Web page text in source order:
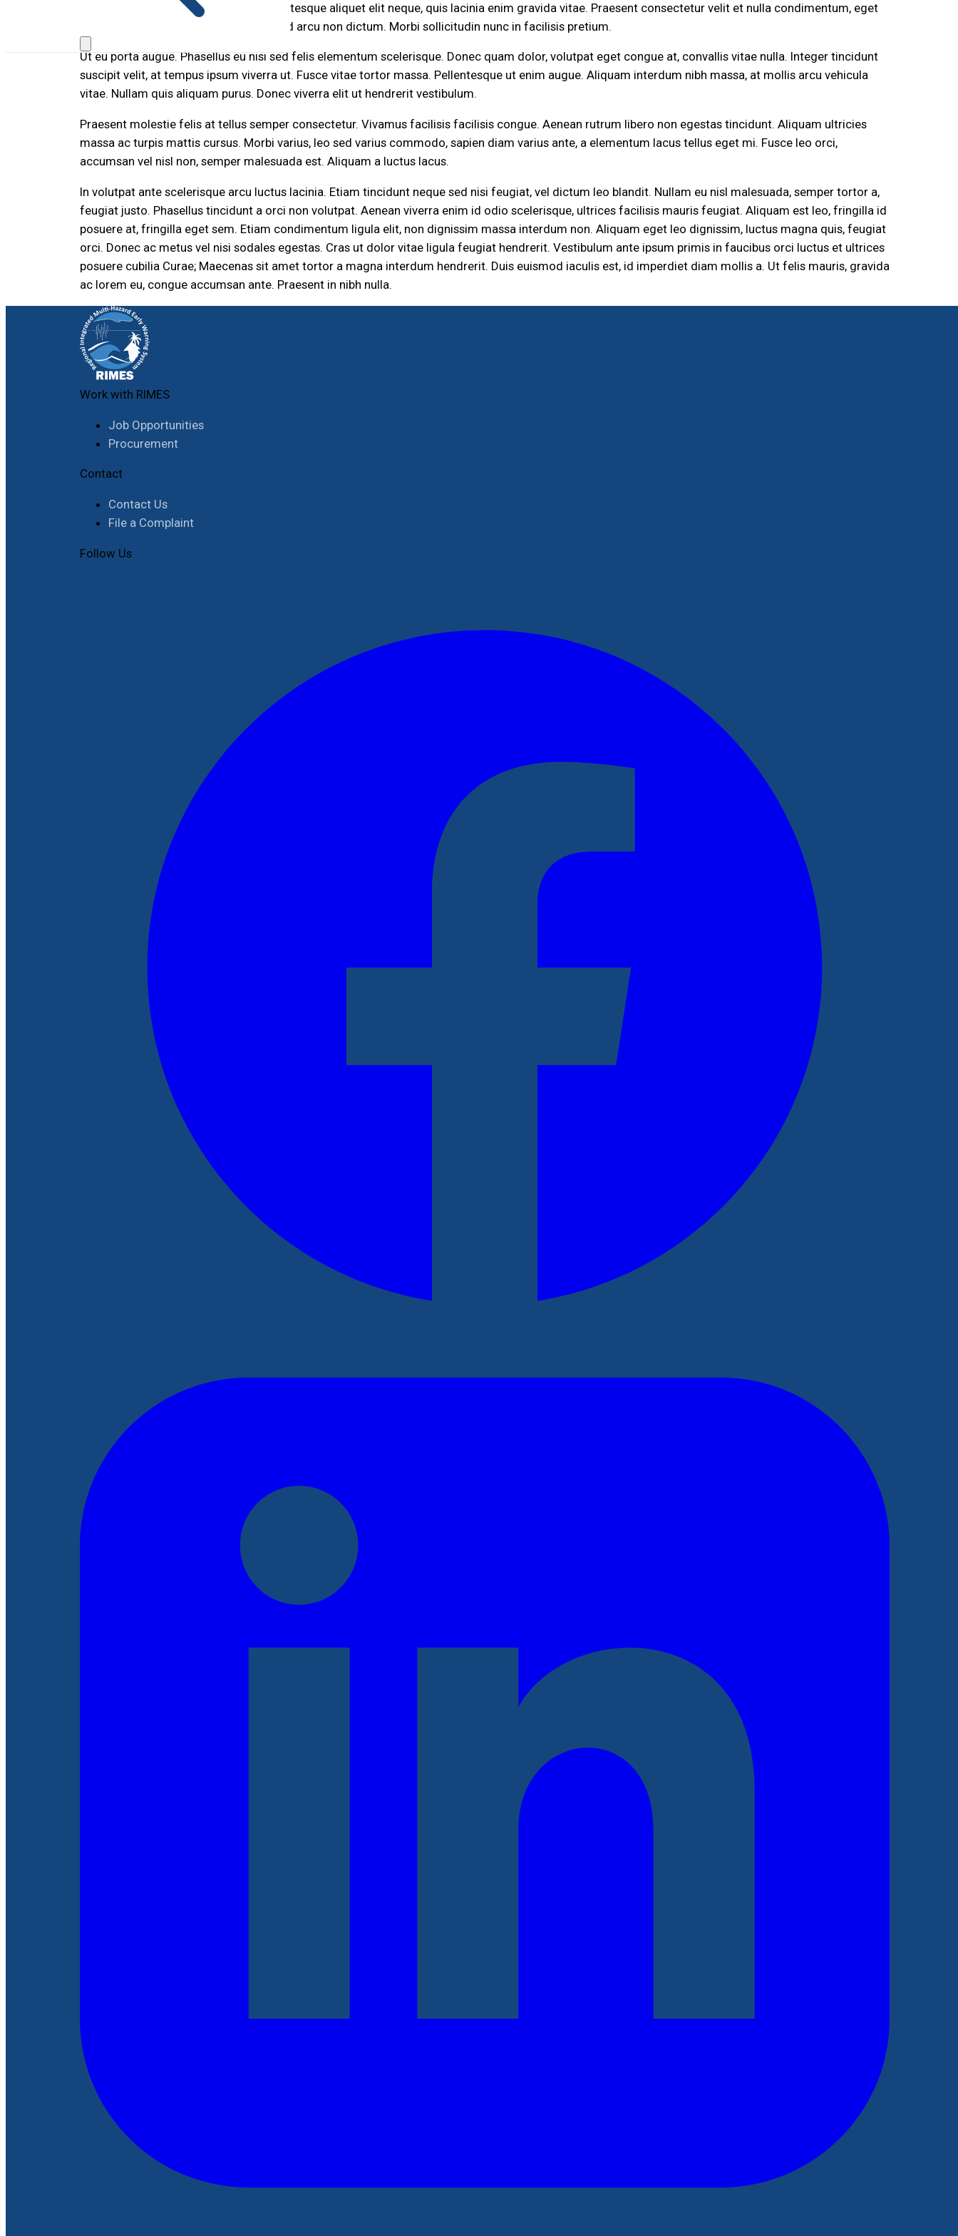
vehicula, ut tincidunt justo varius. Pellentesque aliquet elit neque, quis lacinia enim gravida vitae. Praesent consectetur velit et nulla condimentum, eget
dignissim tortor convallis. Cras iaculis id arcu non dictum. Morbi sollicitudin nunc in facilisis pretium.
Ut eu porta augue. Phasellus eu nisi sed felis elementum scelerisque. Donec quam dolor, volutpat eget congue at, convallis vitae nulla. Integer tincidunt
suscipit velit, at tempus ipsum viverra ut. Fusce vitae tortor massa. Pellentesque ut enim augue. Aliquam interdum nibh massa, at mollis arcu vehicula
vitae. Nullam quis aliquam purus. Donec viverra elit ut hendrerit vestibulum.
Praesent molestie felis at tellus semper consectetur. Vivamus facilisis facilisis congue. Aenean rutrum libero non egestas tincidunt. Aliquam ultricies
massa ac turpis mattis cursus. Morbi varius, leo sed varius commodo, sapien diam varius ante, a elementum lacus tellus eget mi. Fusce leo orci,
accumsan vel nisl non, semper malesuada est. Aliquam a luctus lacus.
In volutpat ante scelerisque arcu luctus lacinia. Etiam tincidunt neque sed nisi feugiat, vel dictum leo blandit. Nullam eu nisl malesuada, semper tortor a,
feugiat justo. Phasellus tincidunt a orci non volutpat. Aenean viverra enim id odio scelerisque, ultrices facilisis mauris feugiat. Aliquam est leo, fringilla id
posuere at, fringilla eget sem. Etiam condimentum ligula elit, non dignissim massa interdum non. Aliquam eget leo dignissim, luctus magna quis, feugiat
orci. Donec ac metus vel nisi sodales egestas. Cras ut dolor vitae ligula feugiat hendrerit. Vestibulum ante ipsum primis in faucibus orci luctus et ultrices
posuere cubilia Curae; Maecenas sit amet tortor a magna interdum hendrerit. Duis euismod iaculis est, id imperdiet diam mollis a. Ut felis mauris, gravida
ac lorem eu, congue accumsan ante. Praesent in nibh nulla.
Work with RIMES
Job Opportunities
Procurement
Contact
Contact Us
File a Complaint
Follow Us